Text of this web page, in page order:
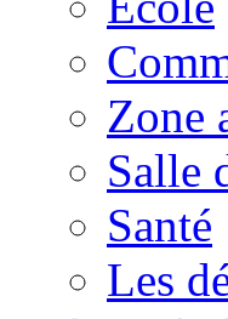
Zone
Salle
Santé
Les